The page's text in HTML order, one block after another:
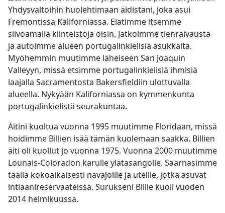
Yhdysvaltoihin huolehtimaan äidistäni, joka asui
Fremontissa Kaliforniassa. Elätimme itsemme
siivoamalla kiinteistöjä öisin. Jatkoimme tienraivausta
ja autoimme alueen portugalinkielisiä asukkaita.
Myöhemmin muutimme läheiseen San Joaquin
Valleyyn, missä etsimme portugalinkielisiä ihmisiä
laajalla Sacramentosta Bakersfieldiin ulottuvalla
alueella. Nykyään Kaliforniassa on kymmenkunta
portugalinkielistä seurakuntaa.
Äitini kuoltua vuonna 1995 muutimme Floridaan, missä
hoidimme Billien isää tämän kuolemaan saakka. Billien
äiti oli kuollut jo vuonna 1975. Vuonna 2000 muutimme
Lounais-Coloradon karulle ylätasangolle. Saarnasimme
täällä kokoaikaisesti navajoille ja uteille, jotka asuvat
intiaanireservaateissa. Surukseni Billie kuoli vuoden
2014 helmikuussa.